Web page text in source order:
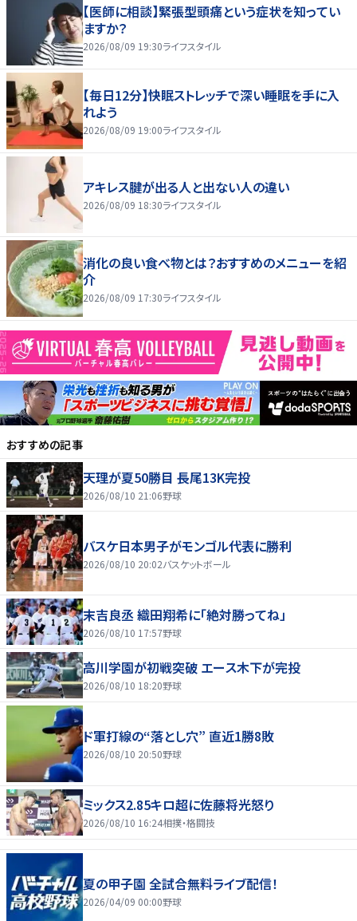
【医師に相談】緊張型頭痛という症状を知ってい
ますか？
2026/08/09 19:30ライフスタイル
【毎日12分】快眠ストレッチで深い睡眠を手に入
れよう
2026/08/09 19:00ライフスタイル
アキレス腱が出る人と出ない人の違い
2026/08/09 18:30ライフスタイル
消化の良い食べ物とは？おすすめのメニューを紹
介
2026/08/09 17:30ライフスタイル
おすすめの記事
天理が夏50勝目 長尾13K完投
2026/08/10 21:06野球
バスケ日本男子がモンゴル代表に勝利
2026/08/10 20:02バスケットボール
末吉良丞 織田翔希に「絶対勝ってね」
2026/08/10 17:57野球
高川学園が初戦突破 エース木下が完投
2026/08/10 18:20野球
ド軍打線の“落とし穴” 直近1勝8敗
2026/08/10 20:50野球
ミックス2.85キロ超に佐藤将光怒り
2026/08/10 16:24相撲・格闘技
夏の甲子園 全試合無料ライブ配信！
2026/04/09 00:00野球